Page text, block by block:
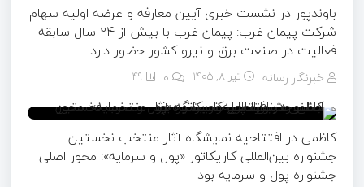
باوندپور در نشست خبری آیین معارفه و عرضه اولیه سهام
شرکت پیمان غرب: پیمان غرب با بیش از ۲۴ سال سابقه
فعالیت در صنعت برق و نیرو کشور حضور دارد
خبرنگار رسانه تیر ۸, ۱۴۰۵ 49
کاظمی در افتتاحیه نمایشگاه آثار منتخب نخستین
جشنواره بین‌المللی کاریکاتور «پول و سرمایه»: محور اصلی
جشنواره پول و سرمایه بود